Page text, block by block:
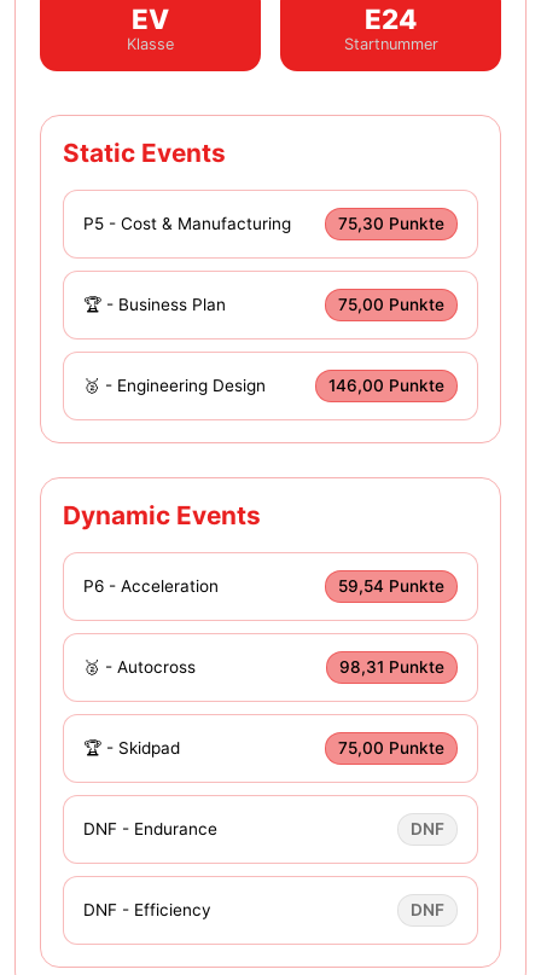
EV
Klasse
E24
Startnummer
Static Events
P5 - Cost & Manufacturing 75,30 Punkte
🏆 - Business Plan 75,00 Punkte
🥈 - Engineering Design 146,00 Punkte
Dynamic Events
P6 - Acceleration 59,54 Punkte
🥈 - Autocross 98,31 Punkte
🏆 - Skidpad 75,00 Punkte
DNF - Endurance DNF
DNF - Efficiency DNF